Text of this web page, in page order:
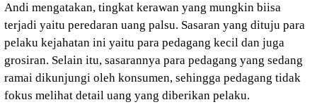
Andi mengatakan, tingkat kerawan yang mungkin biisa
terjadi yaitu peredaran uang palsu. Sasaran yang dituju para
pelaku kejahatan ini yaitu para pedagang kecil dan juga
grosiran. Selain itu, sasarannya para pedagang yang sedang
ramai dikunjungi oleh konsumen, sehingga pedagang tidak
fokus melihat detail uang yang diberikan pelaku.